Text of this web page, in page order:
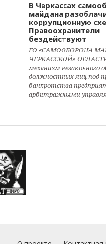
В Черкассах
майдана
коррупционную
Правоохранители
бездействуют
ГО «САМООБОРОНА
ЧЕРКАССКОЙ»
механизм незаконного
должностных лиц под
банкротства
арбитражными